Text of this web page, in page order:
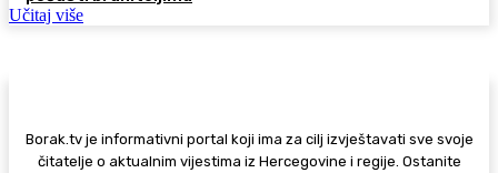
Učitaj više
Borak.tv je informativni portal koji ima za cilj izvještavati sve svoje
čitatelje o aktualnim vijestima iz Hercegovine i regije. Ostanite